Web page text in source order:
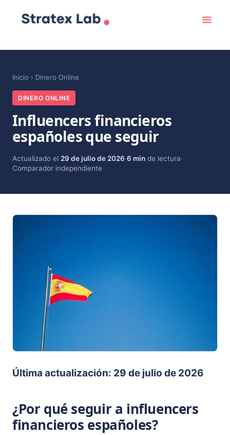
Inicio › Dinero Online
DINERO ONLINE
Influencers financieros
españoles que seguir
Actualizado el 29 de julio de 2026·6 min de lectura·
Comparador independiente
Última actualización: 29 de julio de 2026
¿Por qué seguir a influencers
financieros españoles?